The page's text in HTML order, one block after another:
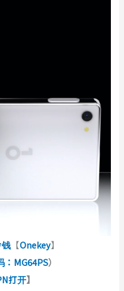
【Onekey】
：MG64PS）
打开】